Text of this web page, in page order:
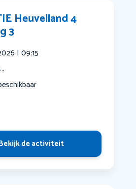
Heuvelland 4
3
| 09:15
de activiteit